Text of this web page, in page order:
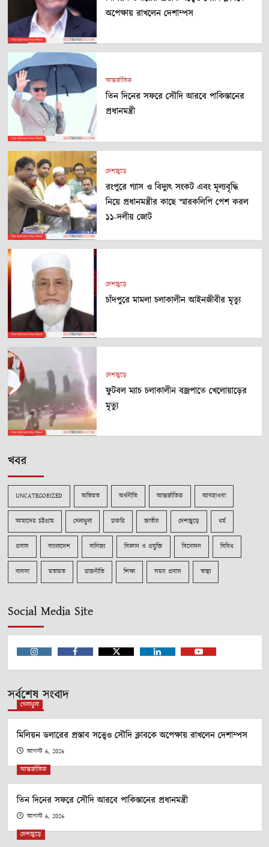
অপেক্ষায় রাখলেন দেশাম্পস
আন্তর্জাতিক
তিন দিনের সফরে সৌদি আরবে পাকিস্তানের
প্রধানমন্ত্রী
দেশজুড়ে
রংপুরে গ্যাস ও বিদ্যুৎ সংকট এবং মূল্যবৃদ্ধি
নিয়ে প্রধানমন্ত্রীর কাছে স্মারকলিপি পেশ করল
১১-দলীয় জোট
দেশজুড়ে
চাঁদপুরে মামলা চলাকালীন আইনজীবীর মৃত্যু
দেশজুড়ে
ফুটবল ম্যাচ চলাকালীন বজ্রপাতে খেলোয়াড়ের
মৃত্যু
খবর
UNCATEGORIZED অভিমত অর্থনীতি আন্তর্জাতিক আবহাওয়া
আমাদের চট্টগ্রাম খেলাধুলা চাকরি জাতীয় দেশজুড়ে ধর্ম
প্রবাস বাংলাদেশ বাণিজ্য বিজ্ঞান ও প্রযুক্তি বিনোদন বিবিধ
ব্যবসা মতামত রাজনীতি শিক্ষা সময় প্রবাস স্বাস্থ্য
Social Media Site
Instagram Facebook Twitter Linkedin Youtube
সর্বশেষ সংবাদ
খেলাধুলা
মিলিয়ন ডলারের প্রস্তাব সত্ত্বেও সৌদি ক্লাবকে অপেক্ষায় রাখলেন দেশাম্পস
আগস্ট 6, 2026
আন্তর্জাতিক
তিন দিনের সফরে সৌদি আরবে পাকিস্তানের প্রধানমন্ত্রী
আগস্ট 6, 2026
দেশজুড়ে